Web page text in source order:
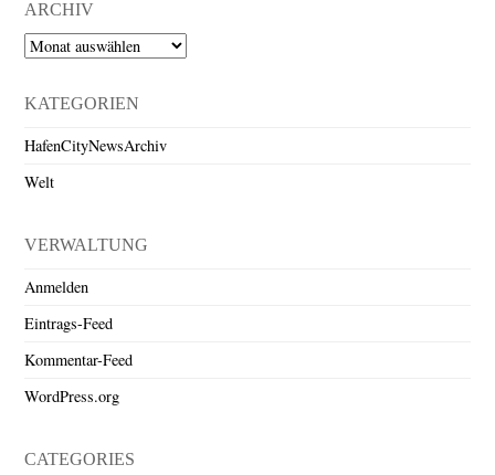
ARCHIV
Archiv
KATEGORIEN
HafenCityNewsArchiv
Welt
VERWALTUNG
Anmelden
Eintrags-Feed
Kommentar-Feed
WordPress.org
CATEGORIES